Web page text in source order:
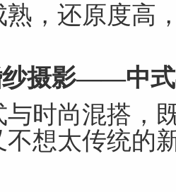
，还原度高
摄影——中
时尚混搭，
想太传统的